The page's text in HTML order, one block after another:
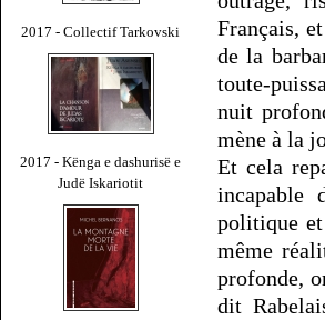
2017 - Collectif Tarkovski
2017 - Kënga e dashurisë e
Judë Iskariotit
Français,
de la
toute-
nuit
mène à la
Et cela
incapable
politique et
même
profonde,
dit